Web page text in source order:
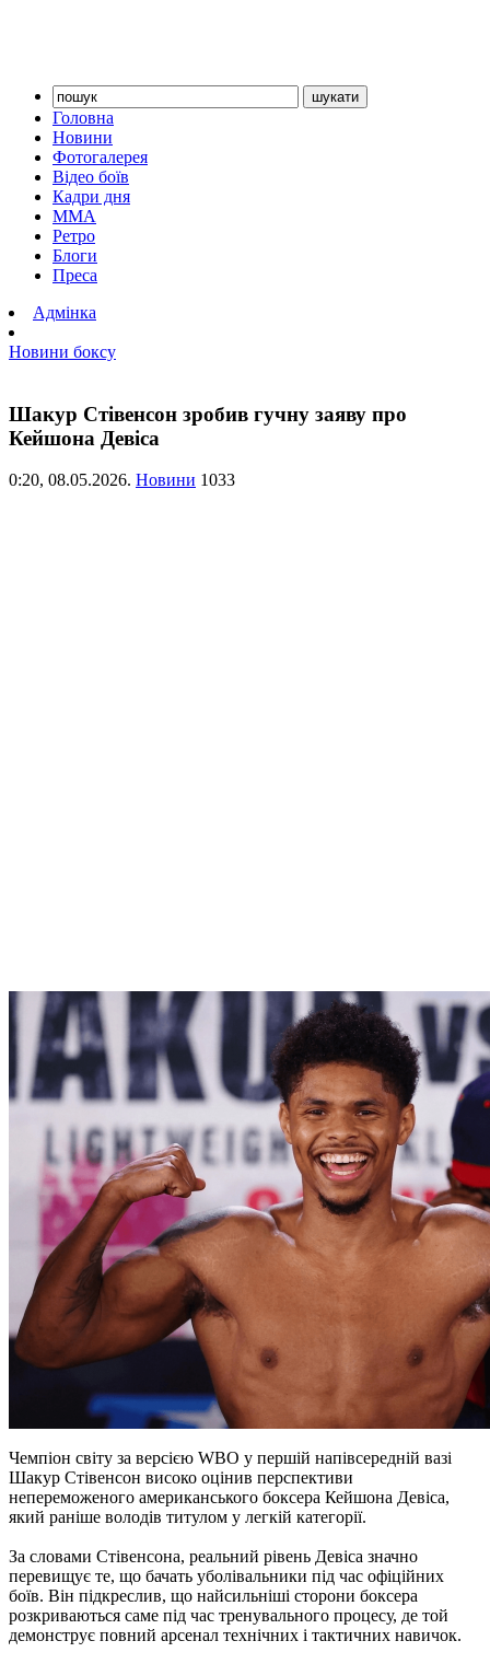
Головна
Новини
Фотогалерея
Відео боїв
Кадри дня
ММА
Ретро
Блоги
Преса
Адмінка
Новини боксу
Шакур Стівенсон зробив гучну заяву про
Кейшона Девіса
0:20, 08.05.2026. Новини 1033
Чемпіон світу за версією WBO у першій напівсередній вазі
Шакур Стівенсон високо оцінив перспективи
непереможеного американського боксера Кейшона Девіса,
який раніше володів титулом у легкій категорії.
За словами Стівенсона, реальний рівень Девіса значно
перевищує те, що бачать уболівальники під час офіційних
боїв. Він підкреслив, що найсильніші сторони боксера
розкриваються саме під час тренувального процесу, де той
демонструє повний арсенал технічних і тактичних навичок.